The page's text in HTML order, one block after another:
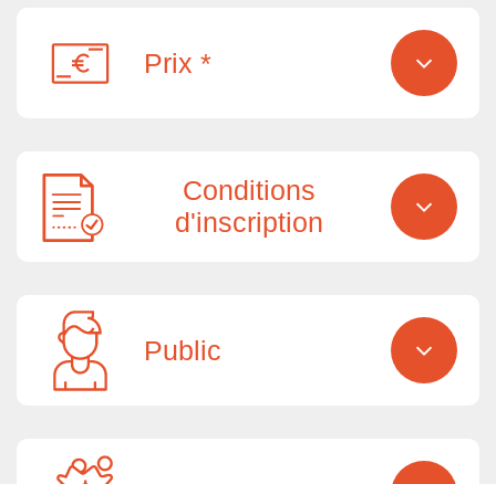
Prix *
Conditions
d'inscription
Public